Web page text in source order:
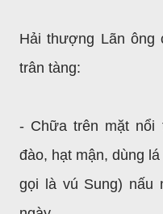
Hải thượng Lãn ông
trân tàng:
- Chữa trên mặt nổi
đào, hạt mận, dùng
gọi là vú Sung) nấu